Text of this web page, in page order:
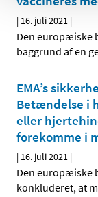
| 16. juli 2021 |
Den europæiske
baggrund af en
EMA’s
Betændelse i
eller
forekomme i
| 16. juli 2021 |
Den europæiske
konkluderet, at